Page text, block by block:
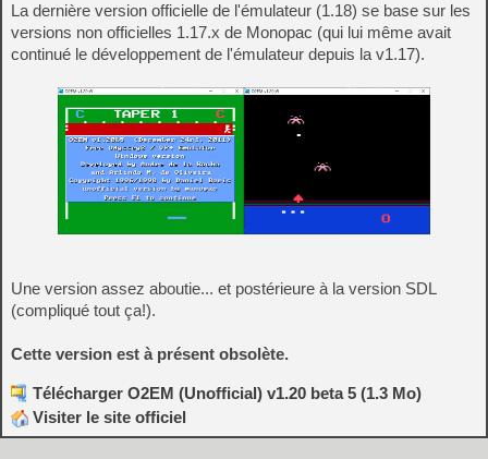
La dernière version officielle de l'émulateur (1.18) se base sur les
versions non officielles 1.17.x de Monopac (qui lui même avait
continué le développement de l'émulateur depuis la v1.17).
Une version assez aboutie... et postérieure à la version SDL
(compliqué tout ça!).
Cette version est à présent obsolète.
Télécharger O2EM (Unofficial) v1.20 beta 5 (1.3 Mo)
Visiter le site officiel